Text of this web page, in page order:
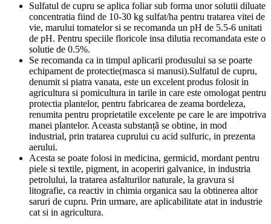
Sulfatul de cupru se aplica foliar sub forma unor solutii diluate
concentratia fiind de 10-30 kg sulfat/ha pentru tratarea vitei de
vie, marului tomatelor si se recomanda un pH de 5.5-6 unitati
de pH. Pentru speciile floricole insa dilutia recomandata este o
solutie de 0.5%.
Se recomanda ca in timpul aplicarii produsului sa se poarte
echipament de protectie(masca si manusi).Sulfatul de cupru,
denumit si piatra vanata, este un excelent produs folosit in
agricultura si pomicultura in tarile in care este omologat pentru
protectia plantelor, pentru fabricarea de zeama bordeleza,
renumita pentru proprietatile excelente pe care le are impotriva
manei plantelor. Aceasta substanță se obtine, in mod
industrial, prin tratarea cuprului cu acid sulfuric, in prezenta
aerului.
Acesta se poate folosi in medicina, germicid, mordant pentru
piele si textile, pigment, in acoperiri galvanice, in industria
petrolului, la tratarea asfalturilor naturale, la gravura si
litografie, ca reactiv in chimia organica sau la obtinerea altor
saruri de cupru. Prin urmare, are aplicabilitate atat in industrie
cat si in agricultura.